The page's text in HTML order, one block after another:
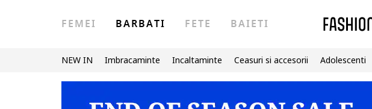
FEMEI BARBATI FETE BAIETI
NEW IN Imbracaminte Incaltaminte Ceasuri si accesorii Adolescenti